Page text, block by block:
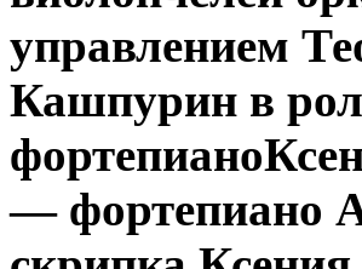
управлением
Кашпурин в
— фортепиано